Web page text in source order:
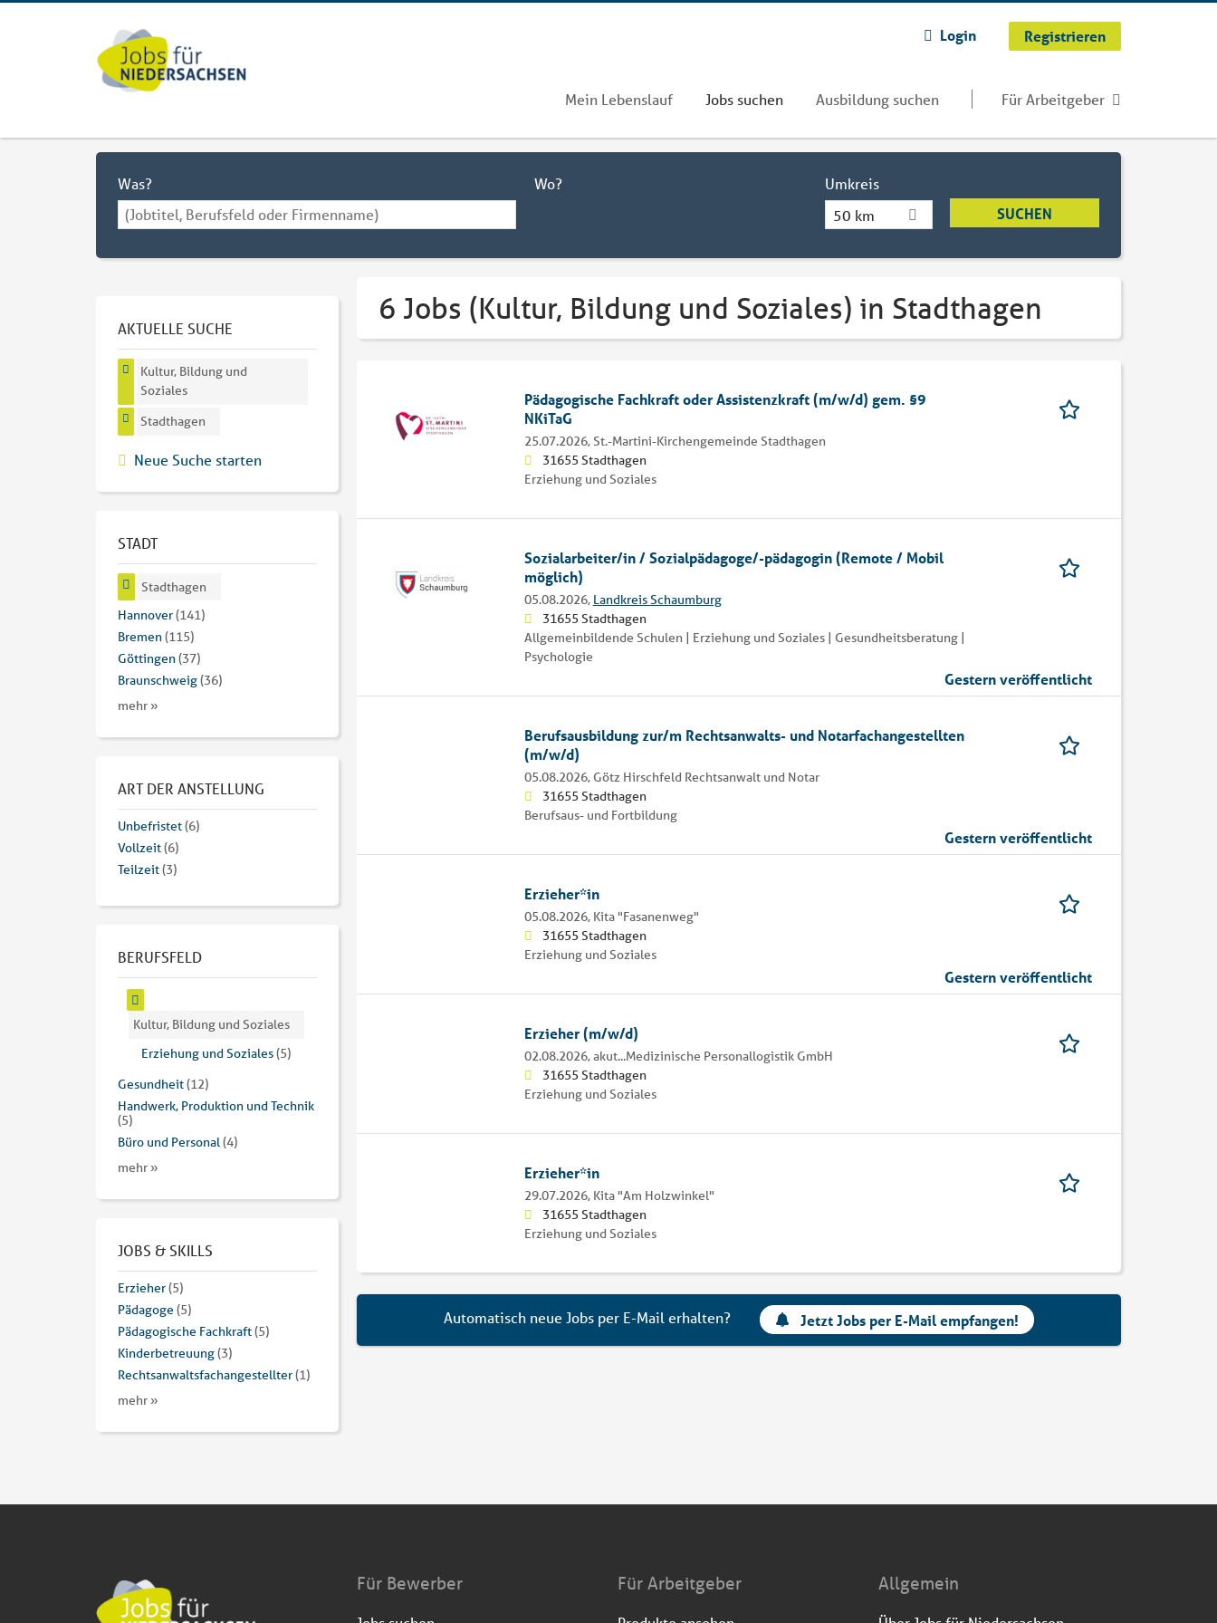
Login Registrieren
Mein Lebenslauf Jobs suchen Ausbildung suchen Für Arbeitgeber
Was? Wo?
Umkreis
50 km
6 Jobs (Kultur, Bildung und Soziales) in Stadthagen
Pädagogische Fachkraft oder Assistenzkraft (m/w/d) gem. §9
NKiTaG
25.07.2026, St.-Martini-Kirchengemeinde Stadthagen
31655 Stadthagen
Erziehung und Soziales
Sozialarbeiter/in / Sozialpädagoge/-pädagogin (Remote / Mobil
möglich)
05.08.2026, Landkreis Schaumburg
31655 Stadthagen
Allgemeinbildende Schulen | Erziehung und Soziales | Gesundheitsberatung |
Psychologie
Gestern veröffentlicht
Berufsausbildung zur/m Rechtsanwalts- und Notarfachangestellten
(m/w/d)
05.08.2026, Götz Hirschfeld Rechtsanwalt und Notar
31655 Stadthagen
Berufsaus- und Fortbildung
Gestern veröffentlicht
Erzieher*in
05.08.2026, Kita "Fasanenweg"
31655 Stadthagen
Erziehung und Soziales
Gestern veröffentlicht
Erzieher (m/w/d)
02.08.2026,akut...Medizinische Personallogistik GmbH
31655 Stadthagen
Erziehung und Soziales
Erzieher*in
29.07.2026, Kita "Am Holzwinkel"
31655 Stadthagen
Erziehung und Soziales
Automatisch neue Jobs per E-Mail erhalten? Jetzt Jobs per E-Mail empfangen!
AKTUELLE SUCHE
Kultur, Bildung und
Soziales
Stadthagen
Neue Suche starten
STADT
Stadthagen
Hannover(141)
Bremen(115)
Göttingen(37)
Braunschweig(36)
mehr »
ART DER ANSTELLUNG
Unbefristet(6)
Vollzeit(6)
Teilzeit(3)
BERUFSFELD
Kultur, Bildung und Soziales
Erziehung und Soziales(5)
Gesundheit(12)
Handwerk, Produktion und Technik
(5)
Büro und Personal(4)
mehr »
JOBS & SKILLS
Erzieher(5)
Pädagoge (5)
Pädagogische Fachkraft(5)
Kinderbetreuung(3)
Rechtsanwaltsfachangestellter(1)
mehr »
Für Bewerber Für Arbeitgeber Allgemein